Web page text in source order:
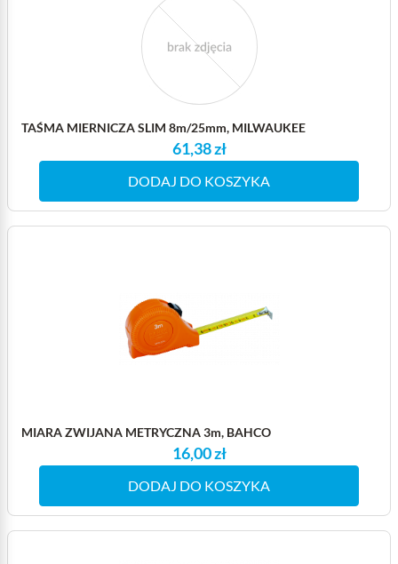
TAŚMA MIERNICZA SLIM 8m/25mm, MILWAUKEE
61,38 zł
DODAJ DO KOSZYKA
MIARA ZWIJANA METRYCZNA 3m, BAHCO
16,00 zł
DODAJ DO KOSZYKA